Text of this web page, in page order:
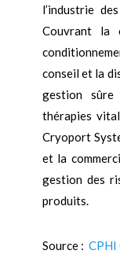
l’industrie
Couvrant la
conseil et la
gestion
thérapies
Cryoport
et la
gestion des
produits.
Source : CPHI